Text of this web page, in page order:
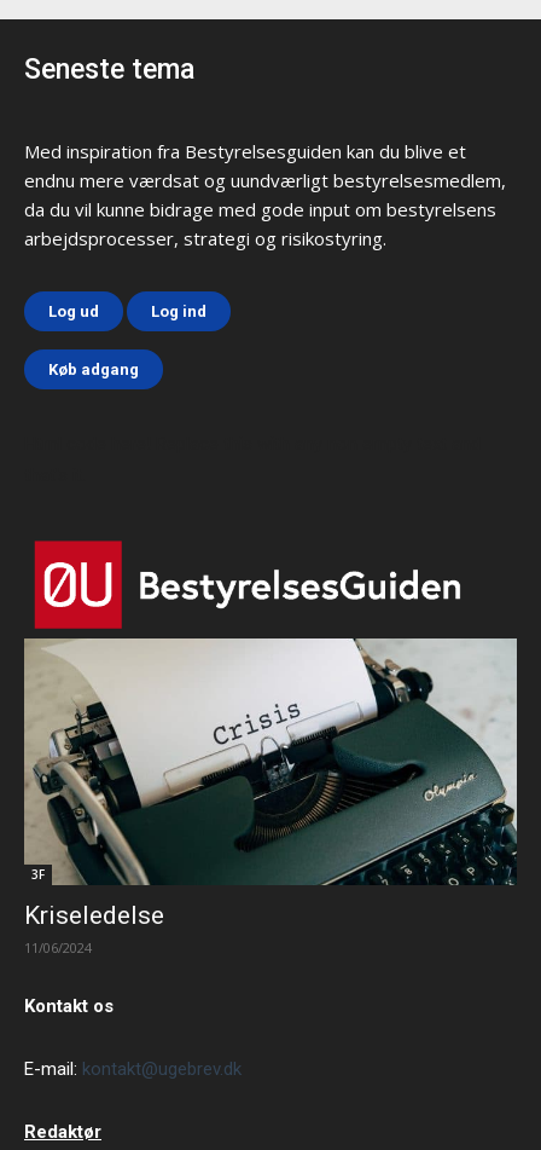
Seneste tema
Med inspiration fra Bestyrelsesguiden kan du blive et
endnu mere værdsat og uundværligt bestyrelsesmedlem,
da du vil kunne bidrage med gode input om bestyrelsens
arbejdsprocesser, strategi og risikostyring.
Log ud Log ind
Køb adgang
3F
Kriseledelse
11/06/2024
Kontakt os
E-mail: kontakt@ugebrev.dk
Redaktør